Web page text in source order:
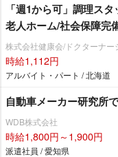
「週1から可」調理ス
老人ホーム/社会保障完
株式会社健康会/ドクターナー
時給1,112円
アルバイト・パート / 北海道
自動車メーカー研究所
WDB株式会社
時給1,800円～1,900円
派遣社員 / 愛知県